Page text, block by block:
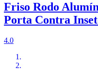
Friso Rodo
Porta Contra
4.0